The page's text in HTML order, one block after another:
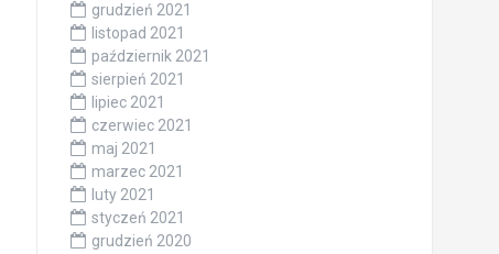
grudzień 2021
listopad 2021
październik 2021
sierpień 2021
lipiec 2021
czerwiec 2021
maj 2021
marzec 2021
luty 2021
styczeń 2021
grudzień 2020